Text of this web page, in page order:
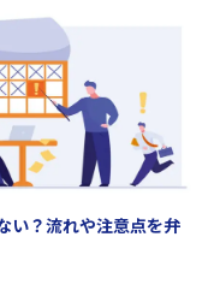
い？流れや注意点を弁